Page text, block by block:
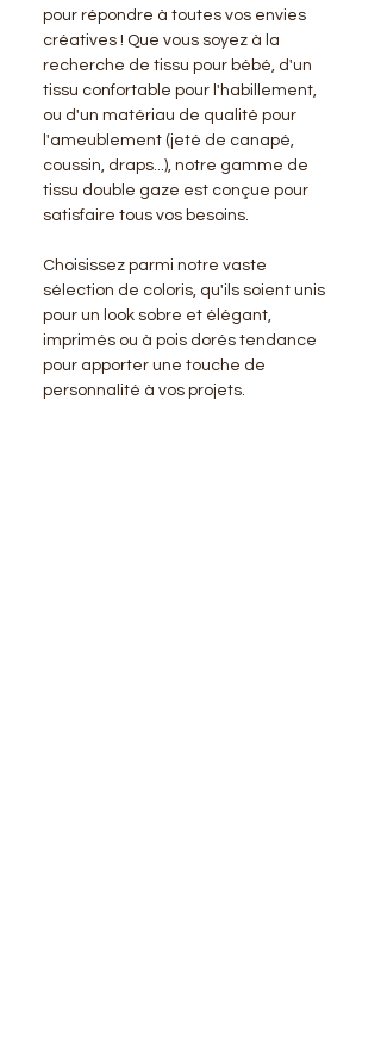
pour répondre à toutes vos envies
créatives ! Que vous soyez à la
recherche de tissu pour bébé, d'un
tissu confortable pour l'habillement,
ou d'un matériau de qualité pour
l'ameublement (jeté de canapé,
coussin, draps...), notre gamme de
tissu double gaze est conçue pour
satisfaire tous vos besoins.
Choisissez parmi notre vaste
sélection de coloris, qu'ils soient unis
pour un look sobre et élégant,
imprimés ou à pois dorés tendance
pour apporter une touche de
personnalité à vos projets.